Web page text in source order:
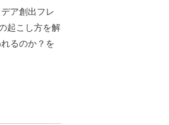
ア創出フレ
起こし方を解
るのか？を